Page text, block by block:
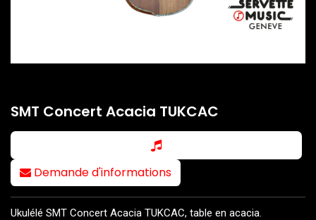
SMT Concert Acacia TUKCAC
Demande d'informations
Ukulélé SMT Concert Acacia TUKCAC, table en acacia.